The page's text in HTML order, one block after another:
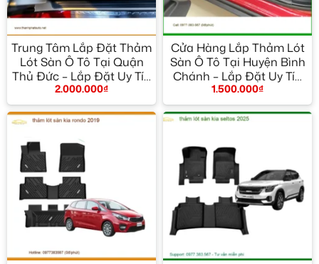
Trung Tâm Lắp Đặt Thảm
Lót Sàn Ô Tô Tại Quận
Thủ Đức – Lắp Đặt Uy Tín
TPHCM
2.000.000₫
Cửa Hàng Lắp Thảm Lót
Sàn Ô Tô Tại Huyện Bình
Chánh – Lắp Đặt Uy Tín
TPHCM
1.500.000₫